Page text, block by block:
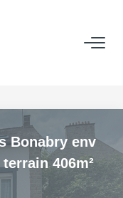
Bonabry env
406m²